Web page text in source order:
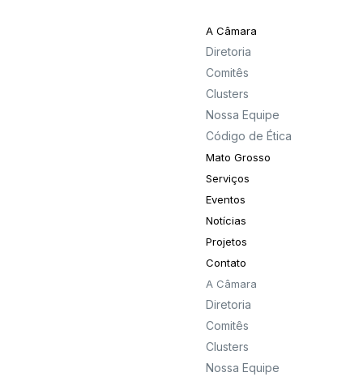
A Câmara
Diretoria
Comitês
Clusters
Nossa Equipe
Código de Ética
Mato Grosso
Serviços
Eventos
Notícias
Projetos
Contato
A Câmara
Diretoria
Comitês
Clusters
Nossa Equipe